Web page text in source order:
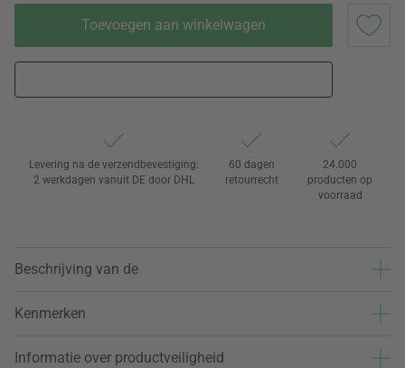
Toevoegen aan winkelwagen
Levering na de verzendbevestiging:
2 werkdagen vanuit DE door DHL
60 dagen
retourrecht
24.000
producten op
voorraad
Beschrijving van de
Kenmerken
Informatie over productveiligheid